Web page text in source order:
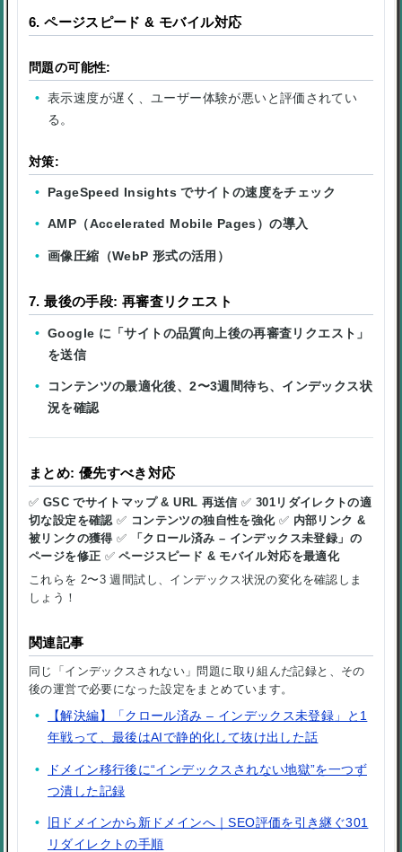
6. ページスピード & モバイル対応
問題の可能性:
表示速度が遅く、ユーザー体験が悪いと評価されてい
る。
対策:
PageSpeed Insights でサイトの速度をチェック
AMP（Accelerated Mobile Pages）の導入
画像圧縮（WebP 形式の活用）
7. 最後の手段: 再審査リクエスト
Google に「サイトの品質向上後の再審査リクエスト」
を送信
コンテンツの最適化後、2〜3週間待ち、インデックス状
況を確認
まとめ: 優先すべき対応
✅ GSC でサイトマップ & URL 再送信 ✅301リダイレクトの適
切な設定を確認 ✅ コンテンツの独自性を強化✅ 内部リンク &
被リンクの獲得✅
「クロール済み – インデックス未登録」の
ページを修正 ✅ページスピード & モバイル対応を最適化
これらを 2〜3 週間試し、インデックス状況の変化を確認しま
しょう！
関連記事
同じ「インデックスされない」問題に取り組んだ記録と、その
後の運営で必要になった設定をまとめています。
【解決編】「クロール済み – インデックス未登録」と1
年戦って、最後はAIで静的化して抜け出した話
ドメイン移行後に“インデックスされない地獄”を一つず
つ潰した記録
旧ドメインから新ドメインへ｜SEO評価を引き継ぐ301
リダイレクトの手順